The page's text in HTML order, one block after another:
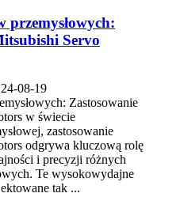
Servo
08-19
Zastosowanie
w świecie
zastosowanie
odgrywa kluczową rolę
i precyzji różnych
Te wysokowydajne
tak ...